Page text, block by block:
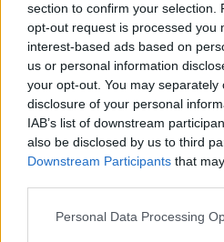
section to confirm your selection.
opt-out request is processed you
interest-based ads based on
us or personal information
your opt-out. You may
disclosure of your personal
IAB’s list of downstream
also be disclosed by us to third
Downstream Participants that
Please note that this website/app
Personal Data Processing
Προσθέστε το
Ακόμα μία περίπτωση
τουριστικό προορισμό
ελεγκτές της
Εσόδων, όπως
ΔΙΑΒΑΣΤΕ ΕΠΙΣΗΣ